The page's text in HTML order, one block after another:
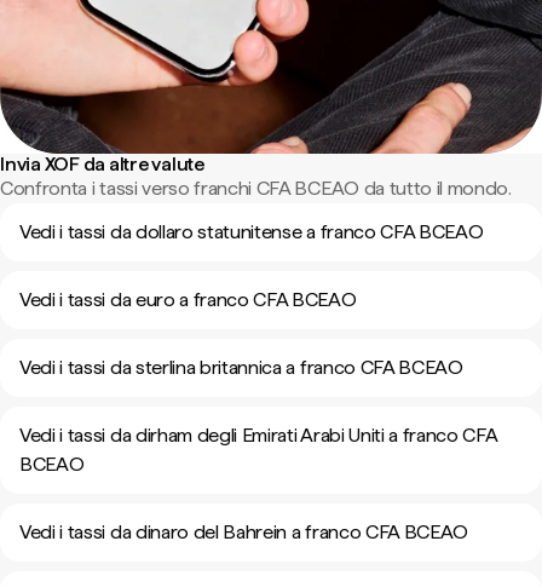
Invia XOF da altre valute
Confronta i tassi verso franchi CFA BCEAO da tutto il mondo.
Vedi i tassi da dollaro statunitense a franco CFA BCEAO
Vedi i tassi da euro a franco CFA BCEAO
Vedi i tassi da sterlina britannica a franco CFA BCEAO
Vedi i tassi da dirham degli Emirati Arabi Uniti a franco CFA
BCEAO
Vedi i tassi da dinaro del Bahrein a franco CFA BCEAO